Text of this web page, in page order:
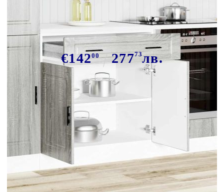
Кухненски шкаф Porto, сив
сонома, инженерно дърво
€14200 27773лв.
В наличност: 43 бр.
Време за доставка: 5 до 9 дни
Безплатна доставка до адрес при плащане по банков път
Цвят:
Сив сонома